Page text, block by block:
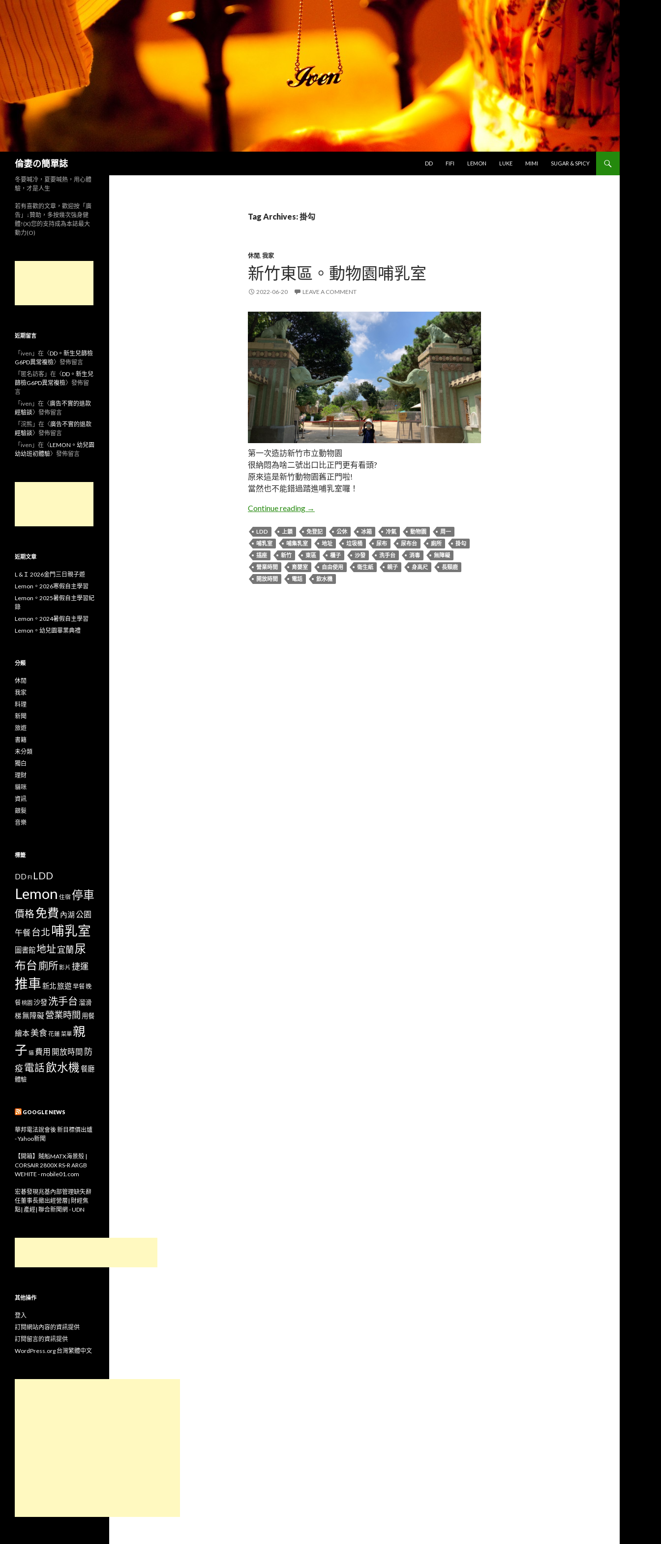
倫妻の簡單誌
Search
DD
FIFI LEMON LUKE MIMI SUGAR & SPICY
Tag Archives: 掛勾
休閒, 我家
新竹東區。動物園哺乳室
2022-06-20 LEAVE A COMMENT
第一次造訪新竹市立動物園
很納悶為啥二號出口比正門更有看頭?
原來這是新竹動物園舊正門啦!
當然也不能錯過踏進哺乳室囉！
Continue reading 新竹東區。動物園哺乳室
→
LDD 上鎖 免登記 公休 冰箱 冷氣 動物園
周一
哺乳室
哺集乳室 地址 垃圾桶 尿布 尿布台 廁所
掛勾
插座
新竹 東區 櫃子 沙發 洗手台 消毒
無障礙
營業時間
育嬰室 自由使用 衛生紙 親子 身高尺
長頸鹿
開放時間
電話 飲水機
冬要喊冷，夏要喊熱，用心體
驗，才是人生
若有喜歡的文章，歡迎按「廣
告」↓贊助，多按幾次強身健
體!(X)您的支持成為本誌最大
動力(O)
近期留言
「 iven 」在〈DD。新生兒篩檢
G6PD異常複檢〉發佈留言
「 匿名訪客 」在〈DD。新生兒
篩檢G6PD異常複檢〉發佈留
言
「 iven 」在〈廣告不實的退款
經驗談〉發佈留言
「 浣熊 」在〈廣告不實的退款
經驗談〉發佈留言
「 iven 」在〈LEMON。幼兒園
幼幼班初體驗〉發佈留言
近期文章
L &Ｉ 2026金門三日親子遊
Lemon。2026寒假自主學習
Lemon。2025暑假自主學習紀
錄
Lemon。2024暑假自主學習
Lemon。幼兒園畢業典禮
分類
休閒
我家
料理
新聞
旅遊
書籍
未分類
獨白
理財
貓咪
資訊
銀髮
音樂
標籤
DD FI LDD
Lemon 住宿 停車
價格免費 內湖 公園
午餐 台北 哺乳室
圖書館地址宜蘭尿
布台 廁所影片 捷運
推車新北旅遊 早餐 晚
餐桃園 沙發洗手台溜滑
梯無障礙 營業時間 用餐
繪本美食花蓮 菜單 親
子 貓 費用 開放時間 防
疫電話飲水機餐廳
體驗
GOOGLE NEWS
華邦電法說會後 新目標價出爐
- Yahoo新聞
【開箱】賊船MATX海景殼 |
CORSAIR 2800X RS-R ARGB
WEHITE - mobile01.com
宏碁發現兆基內部管理缺失辭
任董事長撤出經營層| 財經焦
點| 產經| 聯合新聞網 - UDN
其他操作
登入
訂閱網站內容的資訊提供
訂閱留言的資訊提供
WordPress.org 台灣繁體中文